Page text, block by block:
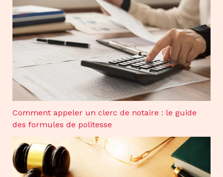
Comment appeler un clerc de notaire : le guide
des formules de politesse